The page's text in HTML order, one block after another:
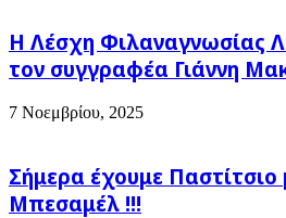
Η Λέσχη Φιλαναγνωσίας
τον συγγραφέα Γιάννη
7 Νοεμβρίου, 2025
Σήμερα έχουμε
Μπεσαμέλ !!!